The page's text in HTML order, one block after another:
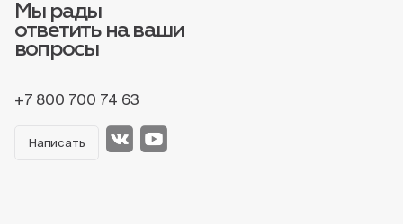
Мы рады
ответить на ваши
вопросы
+7 800 700 74 63
Написать